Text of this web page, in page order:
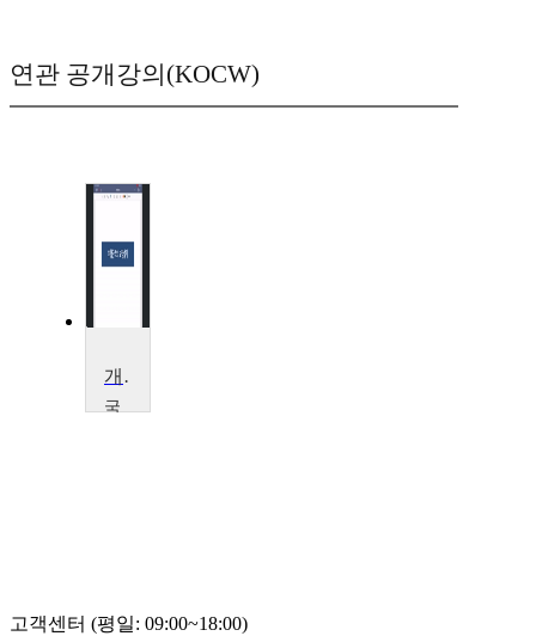
연관 공개강의(KOCW)
개인재무설계II
국
고객센터 (평일: 09:00~18:00)